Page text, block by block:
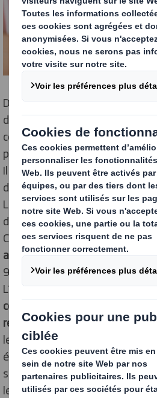
Dans un contexte de crise
devient une préoccupation
consommateurs comme les
plus conscients ducoût
Il est désormais urgent de
diminuer l’empreinte carbone
Le
suremballagefait partie des
doigt en raison de la pollution
Cesdernières annéesont été
augmentation des déchets
90
milliards d’emballagessont
L’utilisation excessive
conditionnement des produits
réduction des déchets
les entreprises soucieuses de
écologique. DS Smith s’impose
stratégique pour les
leurs emballages pour un avenir